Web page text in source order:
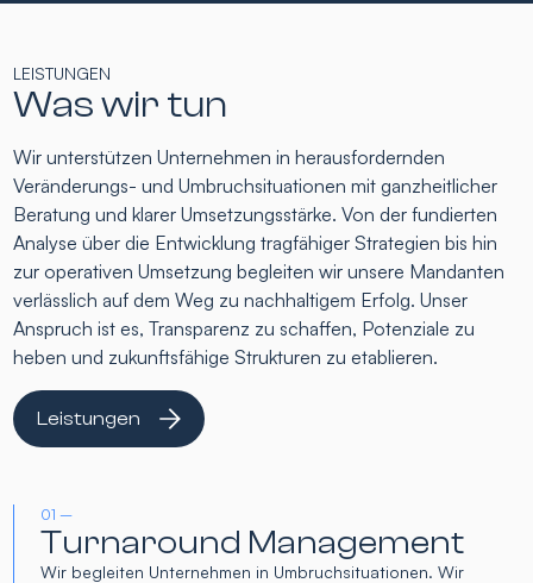
LEISTUNGEN
Was wir tun
Wir unterstützen Unternehmen in herausfordernden
Veränderungs- und Umbruchsituationen mit ganzheitlicher
Beratung und klarer Umsetzungsstärke. Von der fundierten
Analyse über die Entwicklung tragfähiger Strategien bis hin
zur operativen Umsetzung begleiten wir unsere Mandanten
verlässlich auf dem Weg zu nachhaltigem Erfolg. Unser
Anspruch ist es, Transparenz zu schaffen, Potenziale zu
heben und zukunftsfähige Strukturen zu etablieren.
Leistungen
01 –
Turnaround Management
Wir begleiten Unternehmen in Umbruchsituationen. Wir